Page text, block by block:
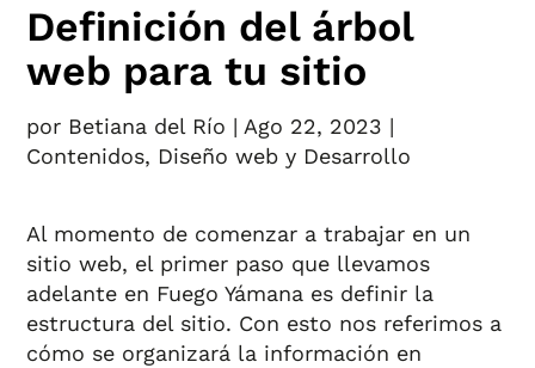
Definición del árbol
web para tu sitio
por Betiana del Río | Ago 22, 2023 |
Contenidos, Diseño web y Desarrollo
Al momento de comenzar a trabajar en un
sitio web, el primer paso que llevamos
adelante en Fuego Yámana es definir la
estructura del sitio. Con esto nos referimos a
cómo se organizará la información en